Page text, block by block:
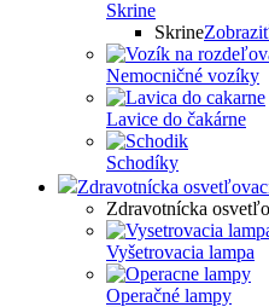
Skrine
Skrine
Nemocničné vozíky
Lavice do čakárne
Schodíky
Zdravotnícka
Zdravotnícka
Vyšetrovacia lampa
Operačné lampy